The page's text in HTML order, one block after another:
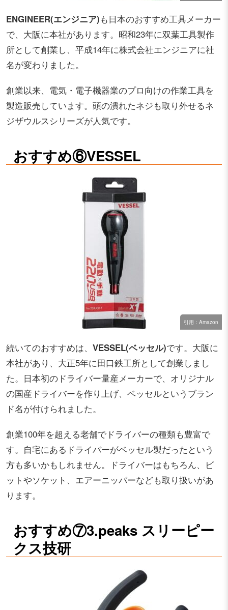
ENGINEER(エンジニア)も日本のおすすめ工具メーカー
で、大阪に本社があります。昭和23年に双葉工具製作
所として創業し、平成14年に株式会社エンジニアに社
名が変わりました。
創業以来、電気・電子機器業のプロ向けの作業工具を
製造販売しています。 頭の潰れたネジも取り外せるネ
ジザウルスシリーズが人気です。
おすすめ⑥VESSEL
引用：Amazon
続いてのおすすめは、 VESSEL(ベッセル)です。大阪に
本社があり、大正5年に田口鉄工所として創業しまし
た。日本初のドライバー量産メーカーで、オリジナル
の国産ドライバーを作り上げ、ベッセルというブラン
ド名が付けられました。
創業100年を超える老舗でドライバーの種類も豊富で
す。自宅にあるドライバーがベッセル製だったという
方も多いかもしれません。ドライバーはもちろん、ビ
ットやソケット、エアーニッパーなども取り扱いがあ
ります。
おすすめ⑦3.peaks スリーピー
クス技研